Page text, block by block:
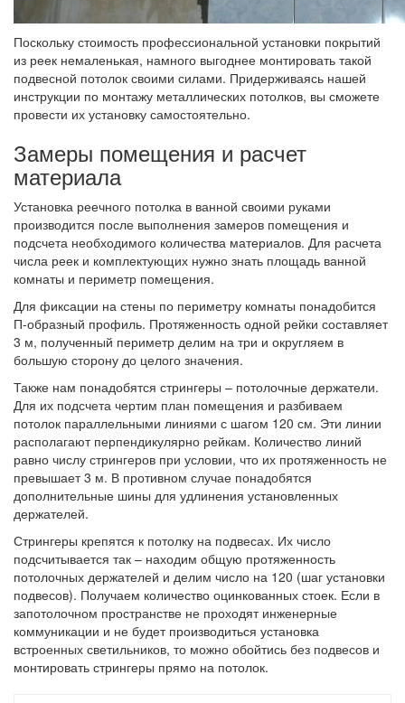
Поскольку стоимость профессиональной установки покрытий
из реек немаленькая, намного выгоднее монтировать такой
подвесной потолок своими силами. Придерживаясь нашей
инструкции по монтажу металлических потолков, вы сможете
провести их установку самостоятельно.
Замеры помещения и расчет
материала
Установка реечного потолка в ванной своими руками
производится после выполнения замеров помещения и
подсчета необходимого количества материалов. Для расчета
числа реек и комплектующих нужно знать площадь ванной
комнаты и периметр помещения.
Для фиксации на стены по периметру комнаты понадобится
П-образный профиль. Протяженность одной рейки составляет
3 м, полученный периметр делим на три и округляем в
большую сторону до целого значения.
Также нам понадобятся стрингеры – потолочные держатели.
Для их подсчета чертим план помещения и разбиваем
потолок параллельными линиями с шагом 120 см. Эти линии
располагают перпендикулярно рейкам. Количество линий
равно числу стрингеров при условии, что их протяженность не
превышает 3 м. В противном случае понадобятся
дополнительные шины для удлинения установленных
держателей.
Стрингеры крепятся к потолку на подвесах. Их число
подсчитывается так – находим общую протяженность
потолочных держателей и делим число на 120 (шаг установки
подвесов). Получаем количество оцинкованных стоек. Если в
запотолочном пространстве не проходят инженерные
коммуникации и не будет производиться установка
встроенных светильников, то можно обойтись без подвесов и
монтировать стрингеры прямо на потолок.